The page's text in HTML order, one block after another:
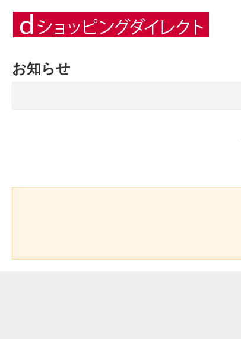
お知らせ